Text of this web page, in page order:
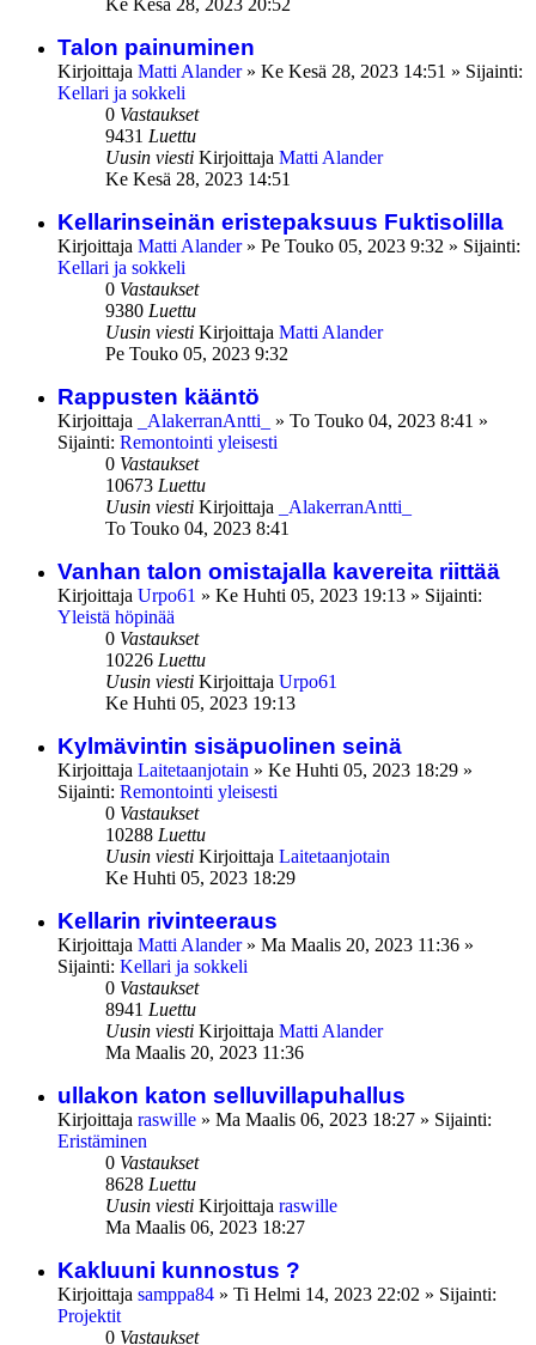
Talon painuminen
Kirjoittaja Matti Alander» Ke Kesä 28, 2023 14:51 » Sijainti:
Kellari ja sokkeli
0 Vastaukset
9431 Luettu
Uusin viesti Kirjoittaja Matti Alander
Ke Kesä 28, 2023 14:51
Kellarinseinän eristepaksuus Fuktisolilla
Kirjoittaja Matti Alander» Pe Touko 05, 2023 9:32 » Sijainti:
Kellari ja sokkeli
0 Vastaukset
9380 Luettu
Uusin viesti Kirjoittaja Matti Alander
Pe Touko 05, 2023 9:32
Rappusten kääntö
Kirjoittaja _AlakerranAntti_ » To Touko 04, 2023 8:41 »
Sijainti: Remontointi yleisesti
0 Vastaukset
10673 Luettu
Uusin viesti Kirjoittaja
_AlakerranAntti_
To Touko 04, 2023 8:41
Vanhan talon omistajalla kavereita riittää
Kirjoittaja Urpo61 » Ke Huhti 05, 2023 19:13 » Sijainti:
Yleistä höpinää
0 Vastaukset
10226 Luettu
Uusin viesti Kirjoittaja Urpo61
Ke Huhti 05, 2023 19:13
Kylmävintin sisäpuolinen seinä
Kirjoittaja Laitetaanjotain » Ke Huhti 05, 2023 18:29 »
Sijainti: Remontointi yleisesti
0 Vastaukset
10288 Luettu
Uusin viesti Kirjoittaja Laitetaanjotain
Ke Huhti 05, 2023 18:29
Kellarin rivinteeraus
Kirjoittaja Matti Alander» Ma Maalis 20, 2023 11:36 »
Sijainti: Kellari ja sokkeli
0 Vastaukset
8941 Luettu
Uusin viesti Kirjoittaja Matti Alander
Ma Maalis 20, 2023 11:36
ullakon katon selluvillapuhallus
Kirjoittaja raswille » Ma Maalis 06, 2023 18:27 » Sijainti:
Eristäminen
0 Vastaukset
8628 Luettu
Uusin viesti Kirjoittaja raswille
Ma Maalis 06, 2023 18:27
Kakluuni kunnostus ?
Kirjoittaja samppa84 » Ti Helmi 14, 2023 22:02 » Sijainti:
Projektit
0 Vastaukset